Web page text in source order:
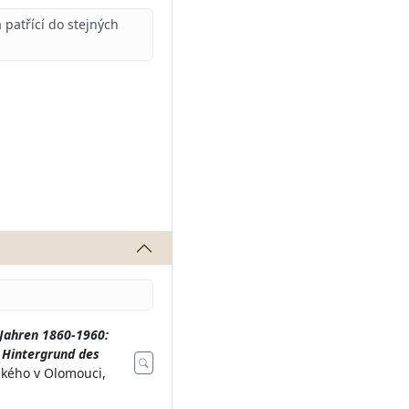
patřící do stejných
1860-1960:
des
v Olomouci,